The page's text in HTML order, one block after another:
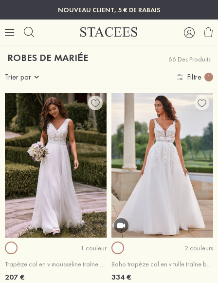
NOUVEAU CLIENT, 5 € DE RABAIS
ROBES DE MARIÉE 66 Des Produits
Trier par Filtre 1
1 couleur
Trapèze col en v mousseline traîne balayage robe de mariée
207 €
2 couleurs
Boho trapèze col en v tulle traîne balayage robe de mariée
334 €